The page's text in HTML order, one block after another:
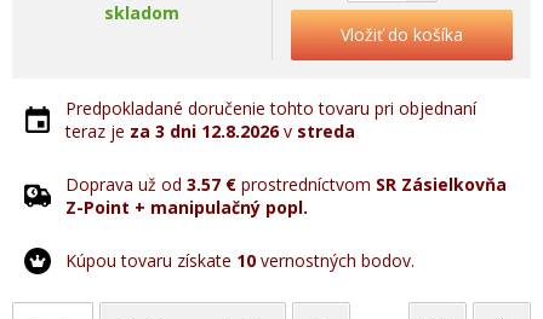
skladom
Vložiť do košíka
Predpokladané doručenie tohto tovaru pri objednaní
teraz je za 3 dni 12.8.2026v streda
Doprava už od 3.57 € prostredníctvom SR Zásielkovňa
Z-Point + manipulačný popl.
Kúpou tovaru získate 10 vernostných bodov.